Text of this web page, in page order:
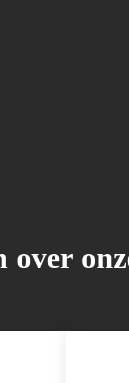
over